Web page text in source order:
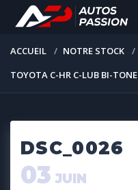
ACCUEIL
NOTRE STOCK
TOYOTA C-HR C-LUB BI-TONE
DSC_0026
03 JUIN